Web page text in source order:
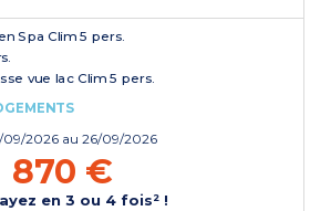
Spa Clim 5 pers.
vue lac Clim 5 pers.
09/2026 au 26/09/2026
870 €
en 3 ou 4 fois² !